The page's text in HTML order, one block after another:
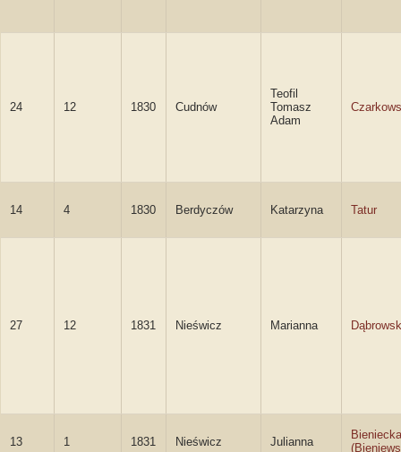
24 12 1830 Cudnów
Teofil
Tomasz
Adam
14 4 1830 Berdyczów Katarzyna Tatur
27 12 1831 Nieświcz Marianna
13 1 1831 Nieświcz Julianna
Bieniecka